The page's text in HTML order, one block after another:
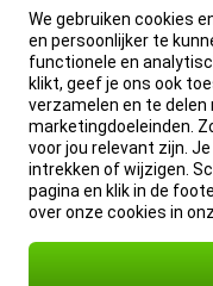
We gebruiken cookies
en persoonlijker te
functionele en
klikt, geef je ons ook
verzamelen en te
marketingdoeleinden.
voor jou relevant zijn.
intrekken of wijzigen.
pagina en klik in de
over onze cookies in